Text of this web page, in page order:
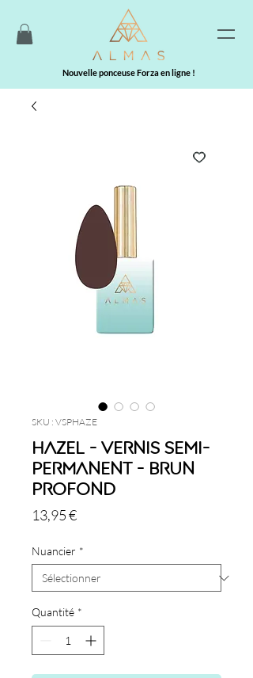
Nouvelle ponceuse Forza en ligne !
SKU : VSPHAZE
Hazel - Vernis semi-
permanent - Brun
profond
13,95 €Prix
Nuancier *
Quantité *